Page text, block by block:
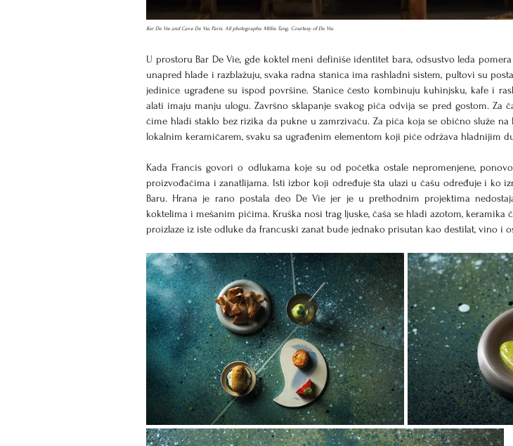
Bar De Vie and Cave De Vie, Paris. All photographs: Millie Tang. Courtesy of De Vie.
U prostoru Bar De Vie, gde koktel meni definiše identitet bara, odsustvo leda
unapred hlade i razblažuju, svaka radna stanica ima rashladni sistem, pultovi su
jedinice ugrađene su ispod površine. Stanice često kombinuju kuhinjsku, kafe i
alati imaju manju ulogu. Završno sklapanje svakog pića odvija se pred gostom. Za
čime hladi staklo bez rizika da pukne u zamrzivaču. Za pića koja se obično služe
lokalnim keramičarem, svaku sa ugrađenim elementom koji piće održava hladnijim
Kada Francis govori o odlukama koje su od početka ostale nepromenjene,
proizvođačima i zanatlijama. Isti izbor koji određuje šta ulazi u čašu određuje i ko
Baru. Hrana je rano postala deo De Vie jer je u prethodnim projektima
koktelima i mešanim pićima. Kruška nosi trag ljuske, čaša se hladi azotom, keramika
proizlaze iz iste odluke da francuski zanat bude jednako prisutan kao destilat, vino i